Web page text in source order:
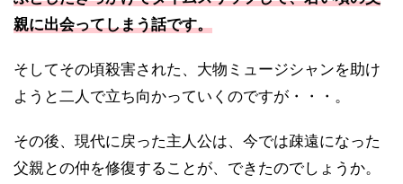
親に出会ってしまう話です。
そしてその頃殺害された、大物ミュージシャンを助け
ようと二人で立ち向かっていくのですが・・・。
その後、現代に戻った主人公は、今では疎遠になった
父親との仲を修復することが、できたのでしょうか。